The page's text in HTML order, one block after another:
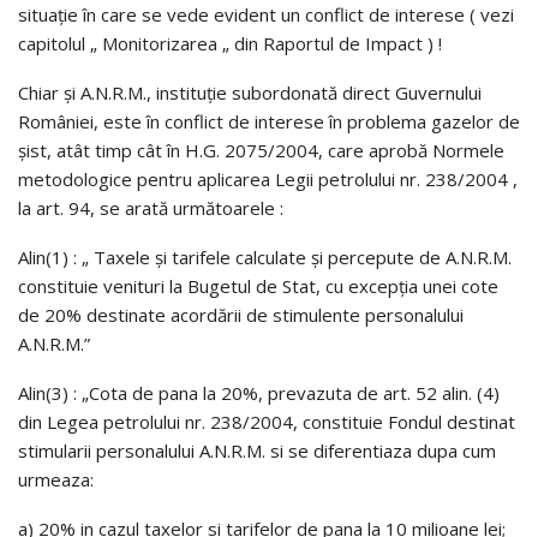
situaţie în care se vede evident un conflict de interese ( vezi
capitolul „ Monitorizarea „ din Raportul de Impact ) !
Chiar şi A.N.R.M., instituţie subordonată direct Guvernului
României, este în conflict de interese în problema gazelor de
şist, atât timp cât în H.G. 2075/2004, care aprobă Normele
metodologice pentru aplicarea Legii petrolului nr. 238/2004 ,
la art. 94, se arată următoarele :
Alin(1) : „ Taxele şi tarifele calculate şi percepute de A.N.R.M.
constituie venituri la Bugetul de Stat, cu excepţia unei cote
de 20% destinate acordării de stimulente personalului
A.N.R.M.”
Alin(3) : „Cota de pana la 20%, prevazuta de art. 52 alin. (4)
din Legea petrolului nr. 238/2004, constituie Fondul destinat
stimularii personalului A.N.R.M. si se diferentiaza dupa cum
urmeaza:
a) 20% in cazul taxelor si tarifelor de pana la 10 milioane lei;